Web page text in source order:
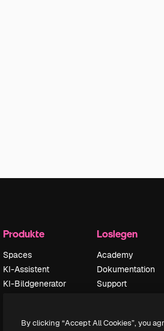
Produkte
Spaces
KI-Assistent
KI-Bildgenerator
Stimmengenerator
Loslegen
Academy
Dokumentation
Support
Originale Neu
By clicking “Accept All Cookies”, you